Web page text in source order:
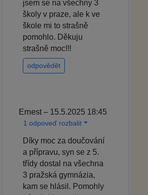
jsem se na všechny 3
školy v praze, ale k ve
škole mi to strašně
pomohlo. Děkuju
strašně moc!!!
odpovědět
Ernest – 15.5.2025 18:45
1 odpoveď rozbalit
Díky moc za doučování
a přípravu, syn se z 5.
třídy dostal na všechna
3 pražská gymnázia,
kam se hlásil. Pomohly